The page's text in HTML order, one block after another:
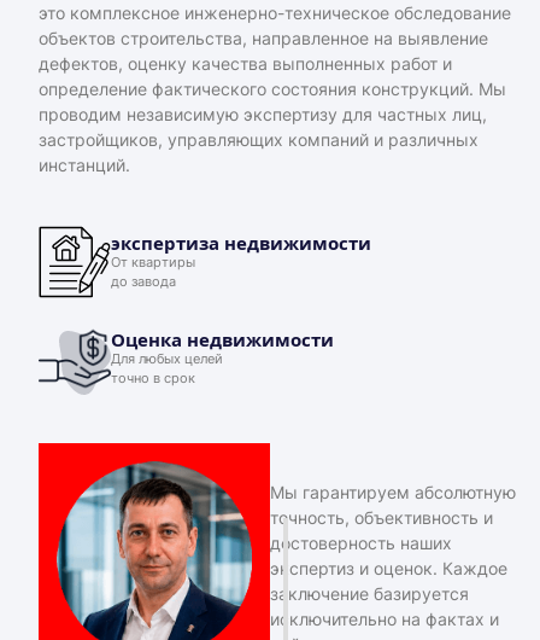
это комплексное инженерно-техническое обследование
объектов строительства, направленное на выявление
дефектов, оценку качества выполненных работ и
определение фактического состояния конструкций. Мы
проводим независимую экспертизу для частных лиц,
застройщиков, управляющих компаний и различных
инстанций.
экспертиза недвижимости
От квартиры
до завода
Оценка недвижимости
Для любых целей
точно в срок
Мы гарантируем абсолютную
точность, объективность и
достоверность наших
экспертиз и оценок. Каждое
заключение базируется
исключительно на фактах и